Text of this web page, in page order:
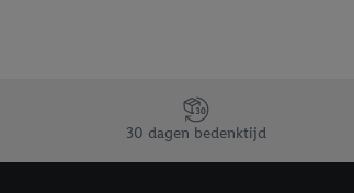
30 dagen bedenktijd